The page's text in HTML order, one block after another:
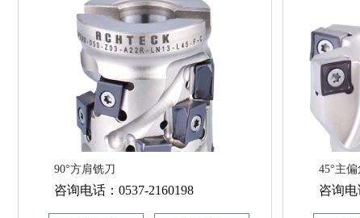
90°方肩铣刀
咨询电话：0537-2160198
45°主
咨询电